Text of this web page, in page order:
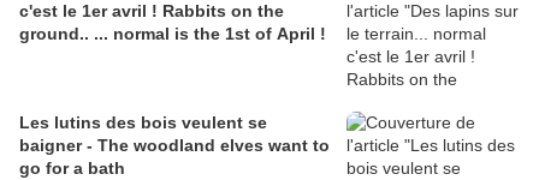
c'est le 1er avril ! Rabbits on the
ground.. ... normal is the 1st of April !
Les lutins des bois veulent se
baigner - The woodland elves want to
go for a bath